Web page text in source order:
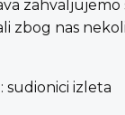
zbog nas
sudionici izleta